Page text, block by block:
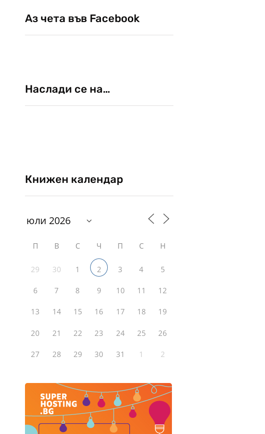
Аз чета във Facebook
Наслади се на…
Книжен календар
П В С Ч П С Н
29 30 1 2 3 4 5
6 7 8 9 10 11 12
13 14 15 16 17 18 19
20 21 22 23 24 25 26
27 28 29 30 31 1 2